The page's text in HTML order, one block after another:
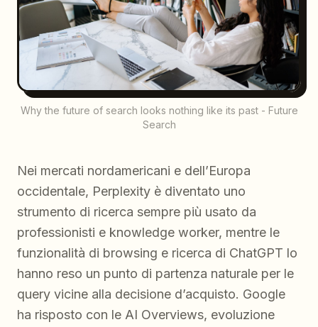
Why the future of search looks nothing like its past - Future
Search
Nei mercati nordamericani e dell’Europa
occidentale, Perplexity è diventato uno
strumento di ricerca sempre più usato da
professionisti e knowledge worker, mentre le
funzionalità di browsing e ricerca di ChatGPT lo
hanno reso un punto di partenza naturale per le
query vicine alla decisione d’acquisto. Google
ha risposto con le AI Overviews, evoluzione